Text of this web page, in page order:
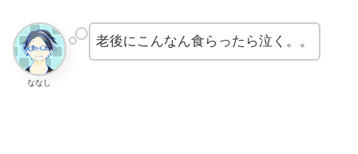
ななし
老後にこんなん食らったら泣く。。